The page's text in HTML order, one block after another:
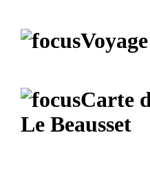
Carte
Le Beausset